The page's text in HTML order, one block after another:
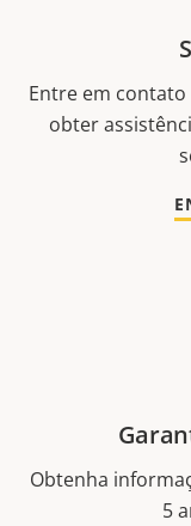
Entre em
obter
Obtenha
5